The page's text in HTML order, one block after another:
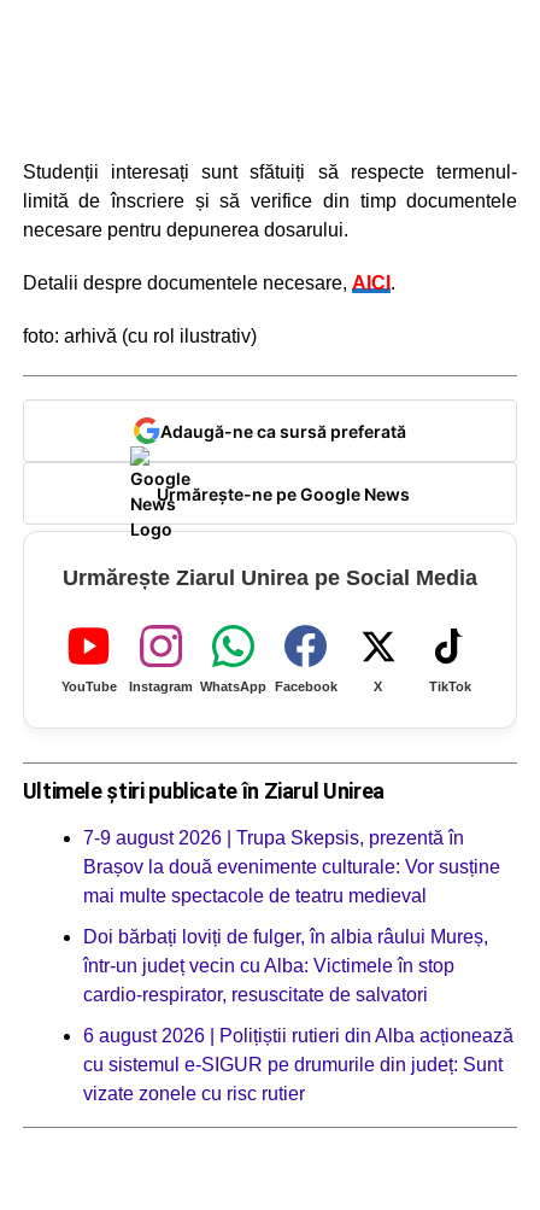
Studenții interesați sunt sfătuiți să respecte termenul-
limită de înscriere și să verifice din timp documentele
necesare pentru depunerea dosarului.
Detalii despre documentele necesare, AICI .
foto: arhivă (cu rol ilustrativ)
Adaugă-ne ca sursă preferată
Urmărește-ne pe Google News
Urmărește Ziarul Unirea pe Social Media
YouTube Instagram WhatsApp Facebook X TikTok
Ultimele știri publicate în Ziarul Unirea
7-9 august 2026 | Trupa Skepsis, prezentă în
Brașov la două evenimente culturale: Vor susține
mai multe spectacole de teatru medieval
Doi bărbați loviți de fulger, în albia râului Mureș,
într-un județ vecin cu Alba: Victimele în stop
cardio-respirator, resuscitate de salvatori
6 august 2026 | Polițiștii rutieri din Alba acționează
cu sistemul e-SIGUR pe drumurile din județ: Sunt
vizate zonele cu risc rutier